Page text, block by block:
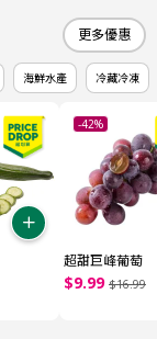
更多優惠
海鮮水產 冷藏冷凍
-42%
超甜巨峰葡萄
$9.99 $16.99